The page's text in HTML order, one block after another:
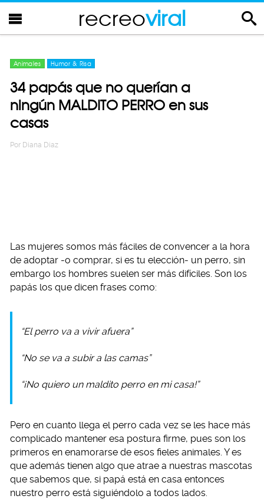
recreoviral
Animales Humor & Risa
34 papás que no querían a
ningún MALDITO PERRO en sus
casas
Por Diana Diaz
Las mujeres somos más fáciles de convencer a la hora
de adoptar -o comprar, si es tu elección- un perro, sin
embargo los hombres suelen ser más difíciles. Son los
papás los que dicen frases como:
“El perro va a vivir afuera”
“No se va a subir a las camas”
“¡No quiero un maldito perro en mi casa!”
Pero en cuanto llega el perro cada vez se les hace más
complicado mantener esa postura firme, pues son los
primeros en enamorarse de esos fieles animales. Y es
que además tienen algo que atrae a nuestras mascotas
que sabemos que, si papá está en casa entonces
nuestro perro está siguiéndolo a todos lados.